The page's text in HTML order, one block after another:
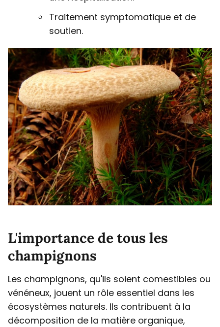
Traitement symptomatique et de
soutien.
L'importance de tous les
champignons
Les champignons, qu'ils soient comestibles ou
vénéneux, jouent un rôle essentiel dans les
écosystèmes naturels. Ils contribuent à la
décomposition de la matière organique,